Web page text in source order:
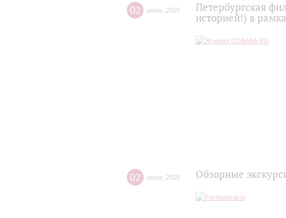
02 июля 2025
Петербургская
историей!) в
02 июля 2025 Обзорные